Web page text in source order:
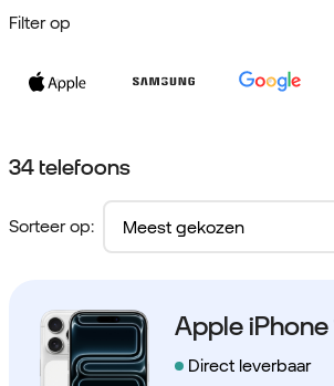
Filter op
34 telefoons
Sorteer op:
Apple iPhone
Direct leverbaar